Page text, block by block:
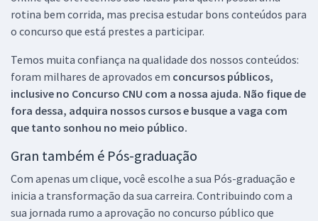
rotina bem corrida, mas precisa estudar bons conteúdos para
o concurso que está prestes a participar.
Temos muita confiança na qualidade dos nossos conteúdos:
foram milhares de aprovados em concursos públicos,
inclusive no Concurso CNU com a nossa ajuda. Não fique de
fora dessa, adquira nossos cursos e busque a vaga com
que tanto sonhou no meio público.
Gran também é Pós-graduação
Com apenas um clique, você escolhe a sua Pós-graduação e
inicia a transformação da sua carreira. Contribuindo com a
sua jornada rumo a aprovação no concurso público que